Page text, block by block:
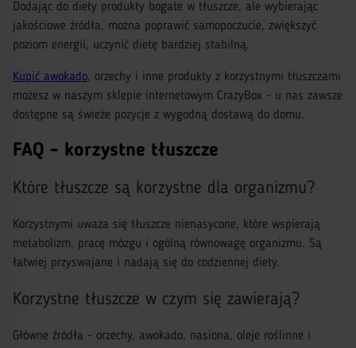
Dodając do diety produkty bogate w tłuszcze, ale wybierając
jakościowe źródła, można poprawić samopoczucie, zwiększyć
poziom energii, uczynić dietę bardziej stabilną.
Kupić awokado, orzechy i inne produkty z korzystnymi tłuszczami
możesz w naszym sklepie internetowym CrazyBox - u nas zawsze
dostępne są świeże pozycje z wygodną dostawą do domu.
FAQ - korzystne tłuszcze
Które tłuszcze są korzystne dla organizmu?
Korzystnymi uważa się tłuszcze nienasycone, które wspierają
metabolizm, pracę mózgu i ogólną równowagę organizmu. Są
łatwiej przyswajane i nadają się do codziennej diety.
Korzystne tłuszcze w czym się zawierają?
Główne źródła - orzechy, awokado, nasiona, oleje roślinne i